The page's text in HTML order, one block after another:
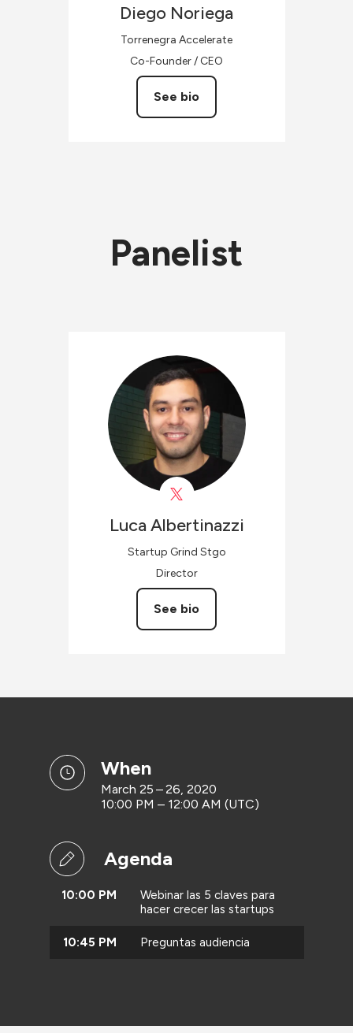
Diego Noriega
Torrenegra Accelerate
Co-Founder / CEO
See bio
Panelist
Luca Albertinazzi
Startup Grind Stgo
Director
See bio
when
March 25 – 26, 2020
10:00 PM – 12:00 AM (UTC)
Agenda
10:00 PM
Webinar las 5 claves para
hacer crecer las startups
10:45 PM Preguntas audiencia